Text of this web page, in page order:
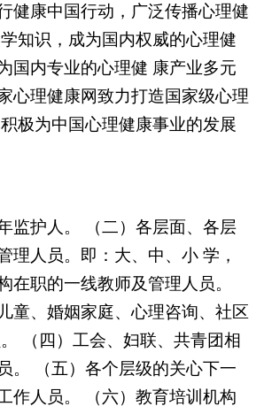
健康中国行动，广泛传播心理健
学知识，成为国内权威的心理健
国内专业的心理健 康产业多元
心理健康网致力打造国家级心理
极为中国心理健康事业的发展
监护人。
（二）各层面、各层
理人员。即：大、中、小学，
在职的一线教师及管理人员。
童、婚姻家庭、心理咨询、社区
（四）工会、妇联、共青团相
。
（五）各个层级的关心下一
作人员。
（六）教育培训机构